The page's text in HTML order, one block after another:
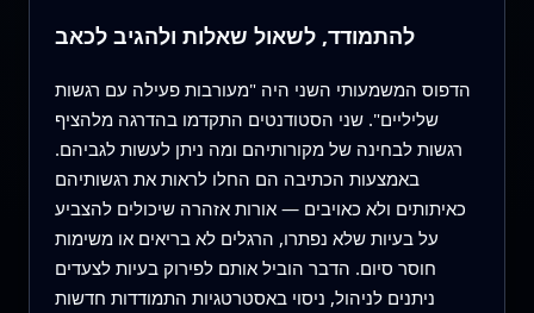
להתמודד, לשאול שאלות ולהגיב לכאב
הדפוס המשמעותי השני היה "מעורבות פעילה עם רגשות
שליליים". שני הסטודנטים התקדמו בהדרגה מלהציף
רגשות לבחינה של מקורותיהם ומה ניתן לעשות לגביהם.
באמצעות הכתיבה הם החלו לראות את רגשותיהם
כאיתותים ולא כאויבים — אורות אזהרה שיכולים להצביע
על בעיות שלא נפתרו, הרגלים לא בריאים או משימות
חוסר סיום. הדבר הוביל אותם לפירוק בעיות לצעדים
ניתנים לניהול, ניסוי באסטרטגיות התמודדות חדשות